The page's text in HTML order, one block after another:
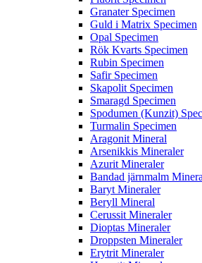
Granater Specimen
Guld i Matrix Specimen
Opal Specimen
Rök Kvarts Specimen
Rubin Specimen
Safir Specimen
Skapolit Specimen
Smaragd Specimen
Spodumen (Kunzit)
Turmalin Specimen
Aragonit Mineral
Arsenikkis Mineraler
Azurit Mineraler
Bandad järnmalm
Baryt Mineraler
Beryll Mineral
Cerussit Mineraler
Dioptas Mineraler
Droppsten Mineraler
Erytrit Mineraler